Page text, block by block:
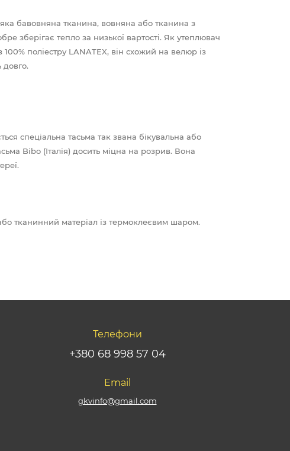
бавовняна тканина, вовняна або тканина з
зберігає тепло за низької вартості. Як утеплювач
поліестру LANATEX, він схожий на велюр із
довго.
спеціальна тасьма так звана бікувальна або
Bibo (Італія) досить міцна на розрив. Вона
тканинний матеріал із термоклеєвим шаром.
Телефони
+380 68 998 57 04
Email
gkvinfo@gmail.com